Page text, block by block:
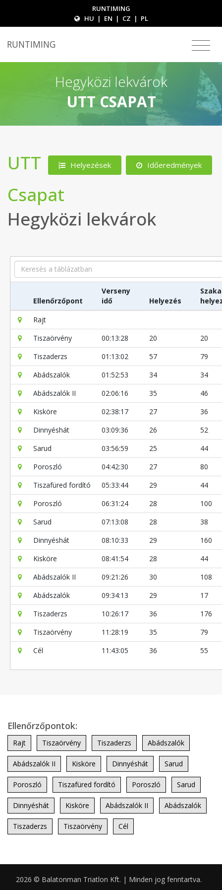
RUNTIMING
HU | EN | CZ | PL
RUNTIMING
Hegyközi lekvárok
UTT CSAPAT
Helyezések Időeredmények
UTT
Csapat
Hegyközi lekvárok
Search
Ellenőrzőpont
Verseny
idő
Helyezés
Rajt
Tiszaörvény
00:13:28 20
20
Tiszaderzs
01:13:02 57
79
Abádszalók
01:52:53 34
34
Abádszalók II
02:06:16 35
46
Kisköre
02:38:17 27
36
Dinnyéshát
03:09:36 26
52
Sarud
03:56:59 25
44
Poroszló
04:42:30 27
80
Tiszafüred fordító
05:33:44 29
44
Poroszló
06:31:24 28
100
Sarud
07:13:08 28
38
Dinnyéshát
08:10:33 29
160
Kisköre
08:41:54 28
44
Abádszalók II
09:21:26 30
108
Abádszalók
09:34:13 29
17
Tiszaderzs
10:26:17 36
176
Tiszaörvény
11:28:19 35
79
Cél
11:43:05 36 55
Ellenőrzőpontok:
Rajt Tiszaörvény Tiszaderzs Abádszalók
Abádszalók II Kisköre Dinnyéshát Sarud
Poroszló Tiszafüred fordító Poroszló Sarud
Dinnyéshát Kisköre Abádszalók II Abádszalók
Tiszaderzs Tiszaörvény Cél
2026 © Balatonman Triatlon Kft. | Minden jog fenntartva.